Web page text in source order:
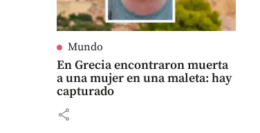
Mundo
En Grecia encontraron muerta
a una mujer en una maleta: hay
capturado
share